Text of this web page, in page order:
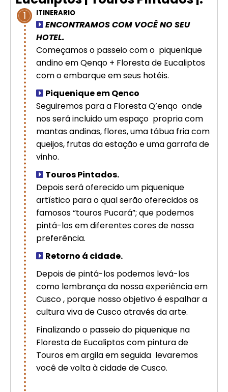
Cusco – Acomodação em hotel 4
estrelas | Machu Picchu
Excursão de luxo de 8 dias em
Cusco: Machu Picchu + hotel 4
estrelas
1 ITINERARIO
ENCONTRAMOS COM VOCÊ NO SEU
HOTEL.
Começamos o passeio com o piquenique
andino em Qenqo + Floresta de Eucaliptos
com o embarque em seus hotéis.
Piquenique em Qenco
Seguiremos para a Floresta Q’enqo onde
nos será incluido um espaço propria com
mantas andinas, flores, uma tábua fria com
queijos, frutas da estação e uma garrafa de
vinho.
Touros Pintados.
Depois será oferecido um piquenique
artístico para o qual serão oferecidos os
famosos “touros Pucará”; que podemos
pintá-los em diferentes cores de nossa
preferência.
Retorno á cidade.
Depois de pintá-los podemos levá-los
como lembrança da nossa experiência em
Cusco , porque nosso objetivo é espalhar a
cultura viva de Cusco através da arte.
Finalizando o passeio do piquenique na
Floresta de Eucaliptos com pintura de
Touros em argila em seguida levaremos
você de volta à cidade de Cusco.